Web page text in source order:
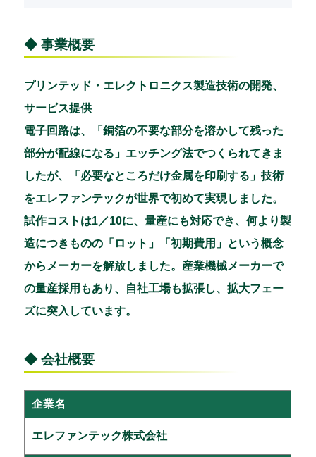
◆ 事業概要
プリンテッド・エレクトロニクス製造技術の開発、
サービス提供
電子回路は、「銅箔の不要な部分を溶かして残った
部分が配線になる」エッチング法でつくられてきま
したが、「必要なところだけ金属を印刷する」技術
をエレファンテックが世界で初めて実現しました。
試作コストは1／10に、量産にも対応でき、何より製
造につきものの「ロット」「初期費用」という概念
からメーカーを解放しました。産業機械メーカーで
の量産採用もあり、自社工場も拡張し、拡大フェー
ズに突入しています。
◆ 会社概要
企業名
エレファンテック株式会社